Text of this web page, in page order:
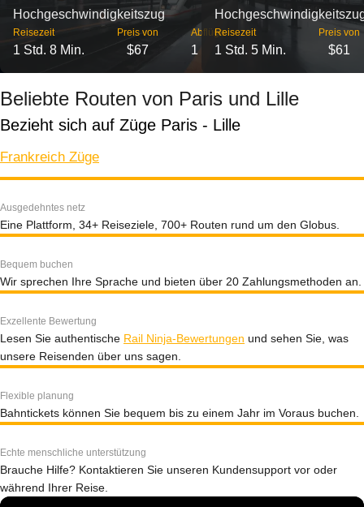
Hochgeschwindigkeitszug
Reisezeit
1 Std. 8 Min.
Preis von
$67
Abflüge
1
Reisezeit
1 Std. 5 Min.
Preis von
$61
Beliebte Routen von Paris und Lille
Bezieht sich auf Züge Paris - Lille
Frankreich Züge
Ausgedehntes netz
Eine Plattform, 34+ Reiseziele, 700+ Routen rund um den Globus.
Bequem buchen
Wir sprechen Ihre Sprache und bieten über 20 Zahlungsmethoden an.
Exzellente Bewertung
Lesen Sie authentische Rail Ninja-Bewertungen und sehen Sie, was
unsere Reisenden über uns sagen.
Flexible planung
Bahntickets können Sie bequem bis zu einem Jahr im Voraus buchen.
Echte menschliche unterstützung
Brauche Hilfe? Kontaktieren Sie unseren Kundensupport vor oder
während Ihrer Reise.